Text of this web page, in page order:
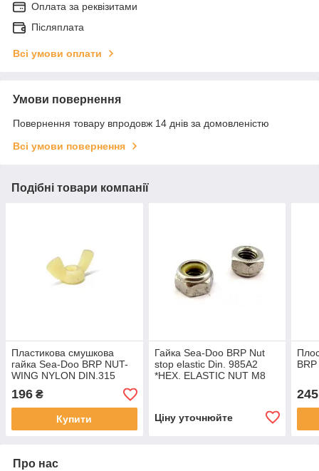
Оплата за реквізитами
Післяплата
Всі умови оплати
Умови повернення
Повернення товару впродовж 14 днів за домовленістю
Всі умови повернення
Подібні товари компанії
Пластикова смушкова
гайка Sea-Doo BRP NUT-
WING NYLON DIN.315
196 ₴
Купити
Гайка Sea-Doo BRP Nut
stop elastic Din. 985A2
*HEX. ELASTIC NUT M8
Ціну уточнюйте
245
Про нас